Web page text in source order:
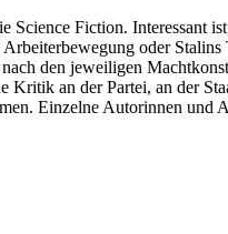
Fiction. Interessant
oder
den jeweiligen
Kritik an der Partei, an der
Einzelne Autorinnen und